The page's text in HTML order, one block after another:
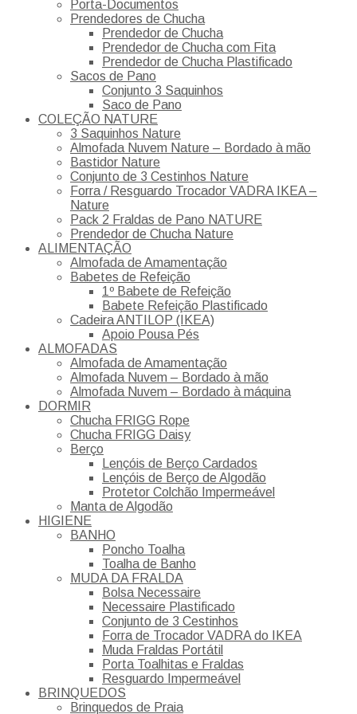
Porta-Documentos
Prendedores de Chucha
Prendedor de Chucha
Prendedor de Chucha com Fita
Prendedor de Chucha Plastificado
Sacos de Pano
Conjunto 3 Saquinhos
Saco de Pano
COLEÇÃO NATURE
3 Saquinhos Nature
Almofada Nuvem Nature – Bordado à mão
Bastidor Nature
Conjunto de 3 Cestinhos Nature
Forra / Resguardo Trocador VADRA IKEA –
Nature
Pack 2 Fraldas de Pano NATURE
Prendedor de Chucha Nature
ALIMENTAÇÃO
Almofada de Amamentação
Babetes de Refeição
1º Babete de Refeição
Babete Refeição Plastificado
Cadeira ANTILOP (IKEA)
Apoio Pousa Pés
ALMOFADAS
Almofada de Amamentação
Almofada Nuvem – Bordado à mão
Almofada Nuvem – Bordado à máquina
DORMIR
Chucha FRIGG Rope
Chucha FRIGG Daisy
Berço
Lençóis de Berço Cardados
Lençóis de Berço de Algodão
Protetor Colchão Impermeável
Manta de Algodão
HIGIENE
BANHO
Poncho Toalha
Toalha de Banho
MUDA DA FRALDA
Bolsa Necessaire
Necessaire Plastificado
Conjunto de 3 Cestinhos
Forra de Trocador VADRA do IKEA
Muda Fraldas Portátil
Porta Toalhitas e Fraldas
Resguardo Impermeável
BRINQUEDOS
Brinquedos de Praia